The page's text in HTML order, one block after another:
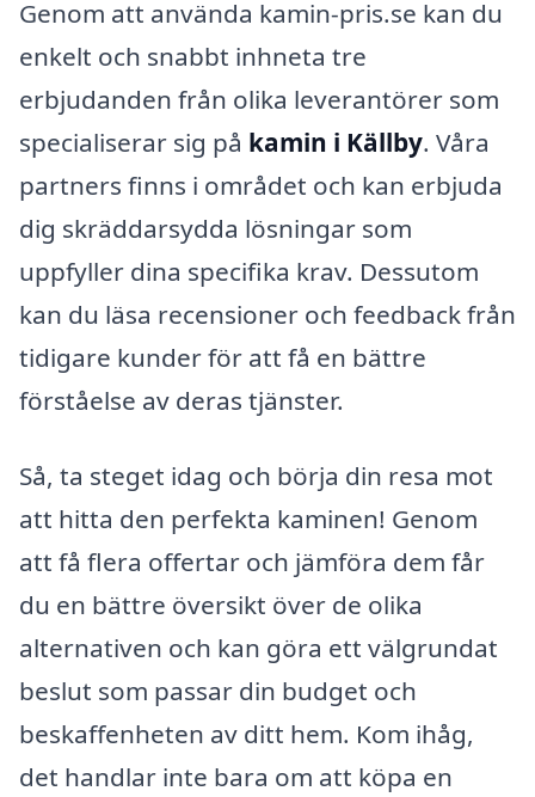
Genom att använda kamin-pris.se kan du
enkelt och snabbt inhneta tre
erbjudanden från olika leverantörer som
specialiserar sig på kamin i Källby. Våra
partners finns i området och kan erbjuda
dig skräddarsydda lösningar som
uppfyller dina specifika krav. Dessutom
kan du läsa recensioner och feedback från
tidigare kunder för att få en bättre
förståelse av deras tjänster.
Så, ta steget idag och börja din resa mot
att hitta den perfekta kaminen! Genom
att få flera offertar och jämföra dem får
du en bättre översikt över de olika
alternativen och kan göra ett välgrundat
beslut som passar din budget och
beskaffenheten av ditt hem. Kom ihåg,
det handlar inte bara om att köpa en